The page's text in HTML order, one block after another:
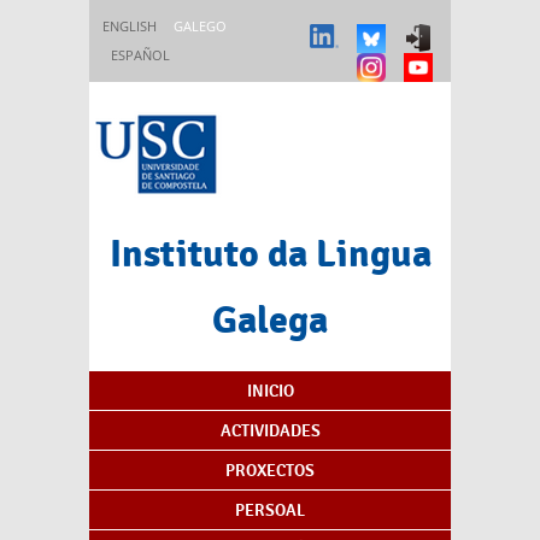
ENGLISH
GALEGO
ESPAÑOL
Instituto da Lingua
Galega
Índice de contidos
INICIO
ACTIVIDADES
PROXECTOS
PERSOAL